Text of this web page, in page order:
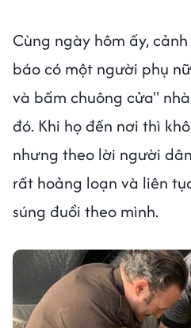
Cùng ngày hôm ấy,
báo có một người phụ
và bấm chuông cửa"
đó. Khi họ đến nơi thì
nhưng theo lời người
rất hoảng loạn và liên
súng đuổi theo mình.